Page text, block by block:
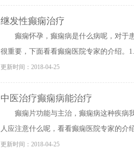
继发性癫痫治疗
癫痫怀孕，癫痫病是什么病呢，对于
很重要，下面看看癫痫医院专家的介绍。
更新时间：2018-04-25
中医治疗癫痫病能治疗
癫痫片功能与主治，癫痫病这种疾病
人应注意什么呢，看看癫痫医院专家的介
更新时间：2018-04-25